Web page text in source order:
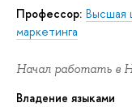
Профессор: Высшая
маркетинга
Начал работать в
Владение языками